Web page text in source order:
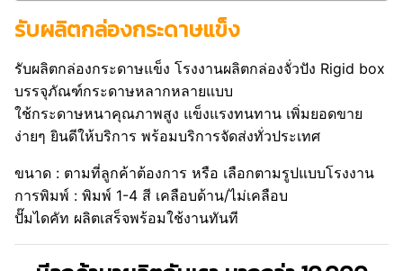
รับผลิตกล่องกระดาษแข็ง
รับผลิตกล่องกระดาษแข็ง โรงงานผลิตกล่องจั่วปัง Rigid box
บรรจุภัณฑ์กระดาษหลากหลายแบบ
ใช้กระดาษหนาคุณภาพสูง แข็งแรงทนทาน เพิ่มยอดขาย
ง่ายๆ ยินดีให้บริการ พร้อมบริการจัดส่งทั่วประเทศ
ขนาด : ตามที่ลูกค้าต้องการ หรือ เลือกตามรูปแบบโรงงาน
การพิมพ์ : พิมพ์ 1-4 สี เคลือบด้าน/ไม่เคลือบ
ปั๊มไดคัท ผลิตเสร็จพร้อมใช้งานทันที